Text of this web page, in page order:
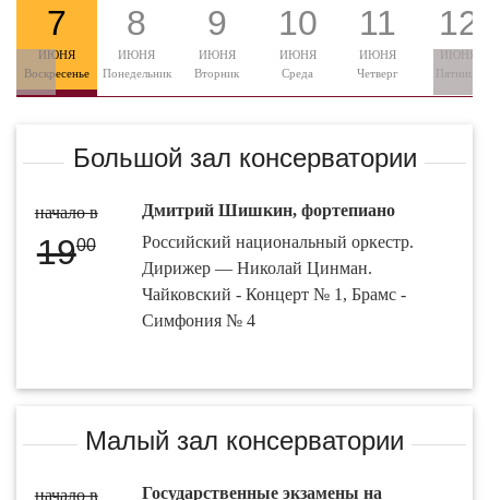
7
ИЮНЯ
Воскресенье
8
ИЮНЯ
Понедельник
9
ИЮНЯ
Вторник
10
ИЮНЯ
Среда
11
ИЮНЯ
Четверг
12
ИЮНЯ
Пятница
Большой зал консерватории
начало в
1900
Дмитрий Шишкин, фортепиано
Российский национальный оркестр.
Дирижер — Николай Цинман.
Чайковский - Концерт № 1, Брамс -
Симфония № 4
Малый зал консерватории
начало в
Государственные экзамены на